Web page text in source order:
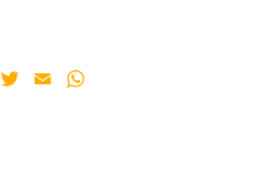
LinkedInTwitter
Email